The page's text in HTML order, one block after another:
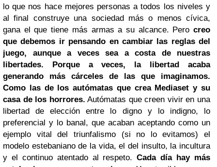
lo que nos hace mejores personas a todos los niveles y
al final construye una sociedad más o menos cívica,
gana el que tiene más armas a su alcance. Pero creo
que debemos ir pensando en cambiar las reglas del
juego, aunque a veces sea a costa de nuestras
libertades. Porque a veces, la libertad acaba
generando más cárceles de las que imaginamos.
Como las de los autómatas que crea Mediaset y su
casa de los horrores. Autómatas que creen vivir en una
libertad de elección entre lo digno y lo indigno, lo
preferencial y lo banal, que acaban aceptando como un
ejemplo vital del triunfalismo (si no lo evitamos) el
modelo estebaniano de la vida, el del insulto, la incultura
y el continuo atentado al respeto. Cada día hay más